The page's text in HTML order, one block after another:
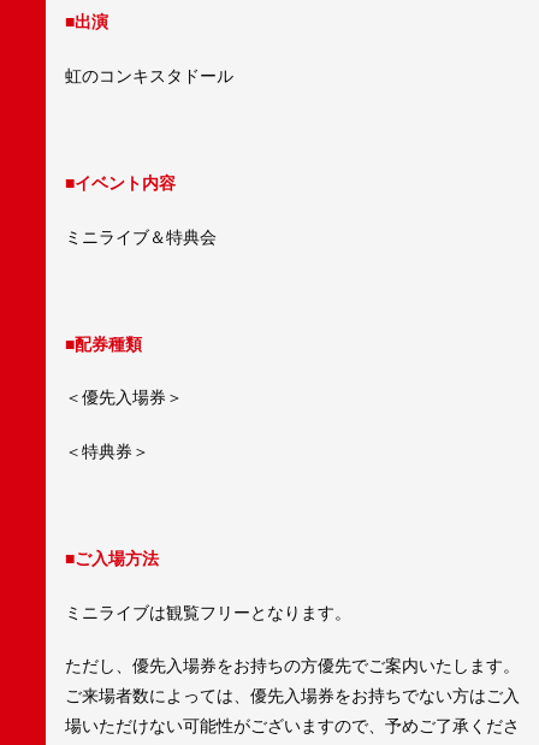
■出演
虹のコンキスタドール
■イベント内容
ミニライブ＆特典会
■配券種類
＜優先入場券＞
＜特典券＞
■ご入場方法
ミニライブは観覧フリーとなります。
ただし、優先入場券をお持ちの方優先でご案内いたします。
ご来場者数によっては、優先入場券をお持ちでない方はご入
場いただけない可能性がございますので、予めご了承くださ